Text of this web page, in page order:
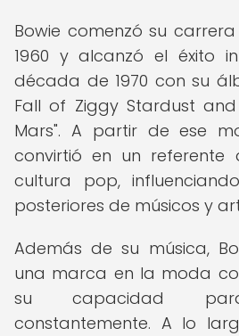
Bowie comenzó su
1960 y alcanzó el éxito
década de 1970 con su
Fall of Ziggy Stardust
Mars". A partir de ese
convirtió en un
cultura pop,
posteriores de músicos y
Además de su música,
una marca en la moda
su capacidad para
constantemente. A lo